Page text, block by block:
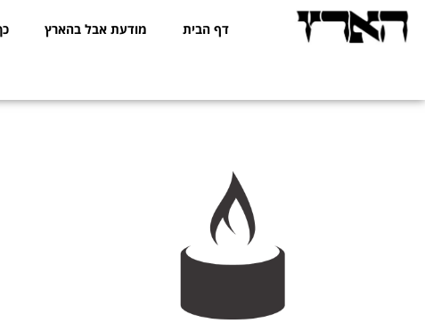
דף הבית מודעת אבל בהארץ